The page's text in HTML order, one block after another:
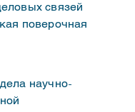
связей
поверочная
научно-